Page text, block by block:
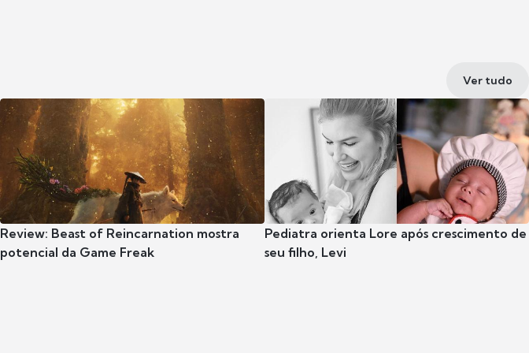
Ver tudo
Review: Beast of Reincarnation mostra
potencial da Game Freak
Pediatra orienta Lore após crescimento de
seu filho, Levi